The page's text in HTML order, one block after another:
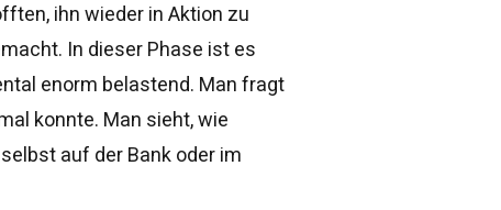
ihn wieder in Aktion zu
In dieser Phase ist es
enorm belastend. Man fragt
konnte. Man sieht, wie
auf der Bank oder im